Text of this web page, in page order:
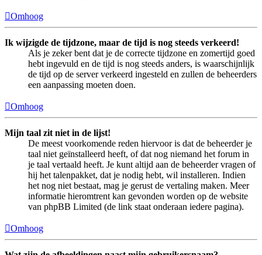
Omhoog
Ik wijzigde de tijdzone, maar de tijd is nog steeds verkeerd!
Als je zeker bent dat je de correcte tijdzone en zomertijd goed
hebt ingevuld en de tijd is nog steeds anders, is waarschijnlijk
de tijd op de server verkeerd ingesteld en zullen de beheerders
een aanpassing moeten doen.
Omhoog
Mijn taal zit niet in de lijst!
De meest voorkomende reden hiervoor is dat de beheerder je
taal niet geïnstalleerd heeft, of dat nog niemand het forum in
je taal vertaald heeft. Je kunt altijd aan de beheerder vragen of
hij het talenpakket, dat je nodig hebt, wil installeren. Indien
het nog niet bestaat, mag je gerust de vertaling maken. Meer
informatie hieromtrent kan gevonden worden op de website
van phpBB Limited (de link staat onderaan iedere pagina).
Omhoog